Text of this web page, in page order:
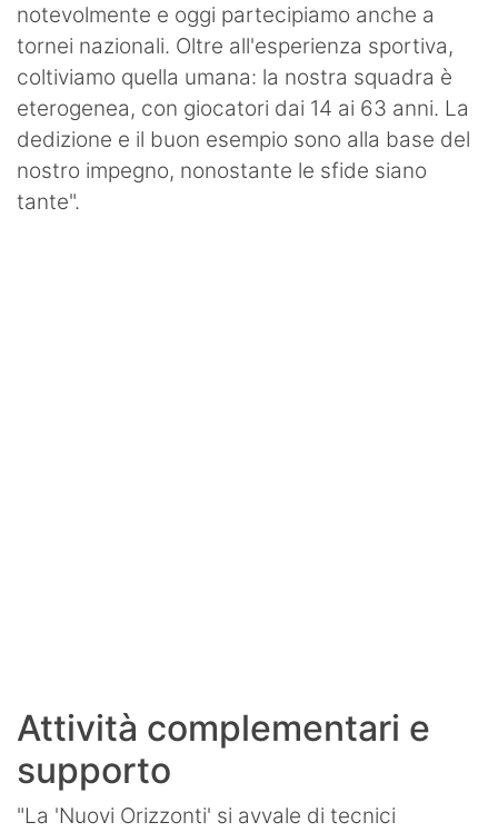
notevolmente e oggi partecipiamo anche a
tornei nazionali. Oltre all'esperienza sportiva,
coltiviamo quella umana: la nostra squadra è
eterogenea, con giocatori dai 14 ai 63 anni. La
dedizione e il buon esempio sono alla base del
nostro impegno, nonostante le sfide siano
tante".
Attività complementari e
supporto
"La 'Nuovi Orizzonti' si avvale di tecnici